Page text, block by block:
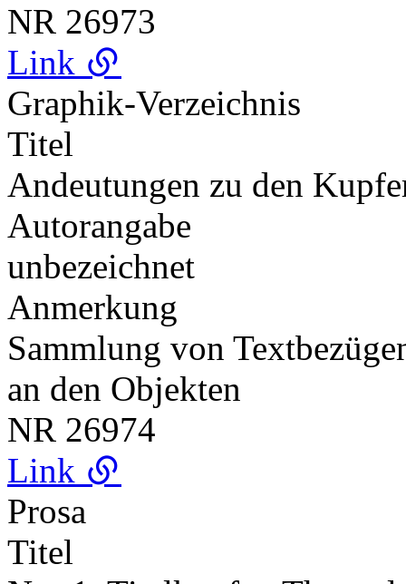
NR 26973
Link
Graphik-Verzeichnis
Titel
Andeutungen zu den
Autorangabe
unbezeichnet
Anmerkung
Sammlung von
an den Objekten
NR 26974
Link
Prosa
Titel